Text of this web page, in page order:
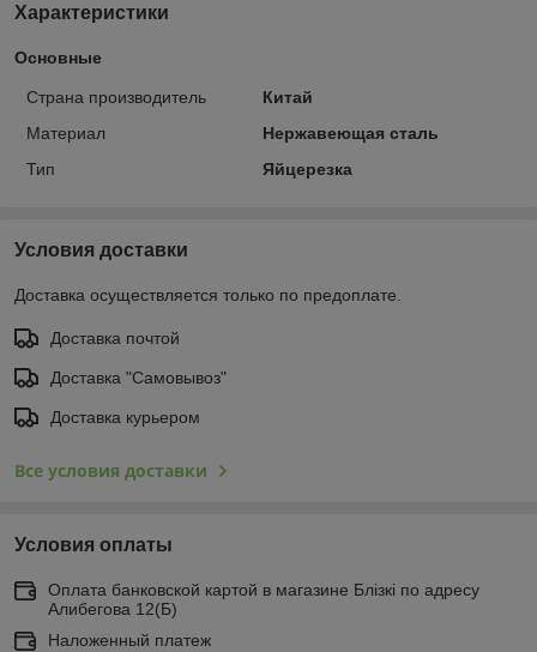
Характеристики
Основные
Страна производитель
Китай
Материал
Нержавеющая сталь
Тип
Яйцерезка
Условия доставки
Доставка осуществляется только по предоплате.
Доставка почтой
Доставка "Самовывоз"
Доставка курьером
Все условия доставки
Условия оплаты
Оплата банковской картой в магазине Блiзкi по адресу
Алибегова 12(Б)
Наложенный платеж